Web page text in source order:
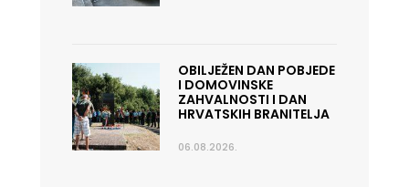
OBILJEŽEN DAN POBJEDE
I DOMOVINSKE
ZAHVALNOSTI I DAN
HRVATSKIH BRANITELJA
06.08.2026.